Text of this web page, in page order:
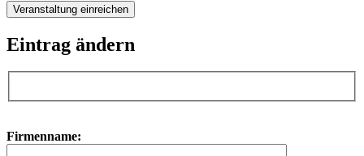
Eintrag ändern
Firmenname: